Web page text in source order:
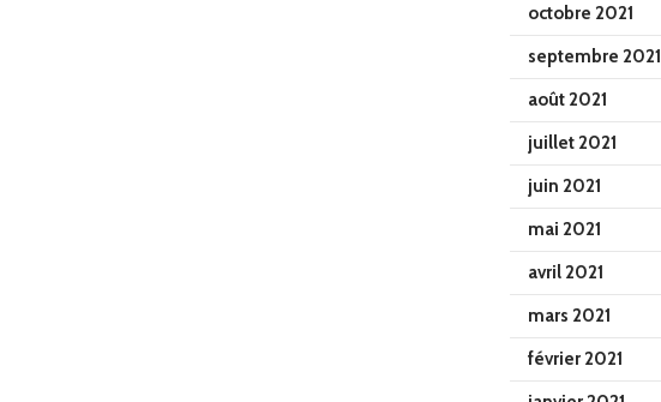
octobre 2021
septembre 2021
août 2021
juillet 2021
juin 2021
mai 2021
avril 2021
mars 2021
février 2021